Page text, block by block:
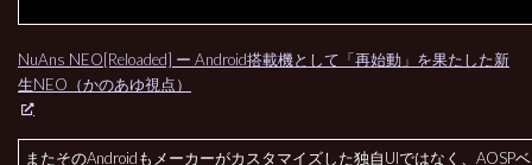
NuAns NEO[Reloaded] ー Android搭載機として「再始動」を果たした新
生NEO（かのあゆ視点）
またそのAndroidもメーカーがカスタマイズした独自UIではなく、AOSP